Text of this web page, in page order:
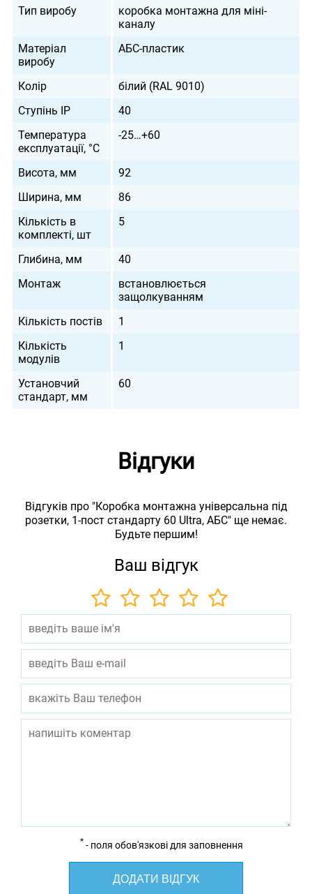
Тип виробу
коробка монтажна для міні-
каналу
Матеріал
виробу
АБС-пластик
Колір
білий (RAL 9010)
Ступінь IP
40
Температура
експлуатації, °С
-25…+60
Висота, мм
92
Ширина, мм
86
Кількість в
комплекті, шт
5
Глибина, мм
40
Монтаж
встановлюється
защолкуванням
Кількість постів
1
Кількість
модулів
1
Установчий
стандарт, мм
60
Відгуки
Відгуків про "Коробка монтажна універсальна під
розетки, 1-пост стандарту 60 Ultra, АБС" ще немає.
Будьте першим!
Ваш відгук
* - поля обов'язкові для заповнення
ДОДАТИ ВІДГУК